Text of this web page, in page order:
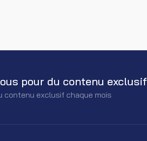
pour du contenu exclusif
contenu exclusif chaque mois